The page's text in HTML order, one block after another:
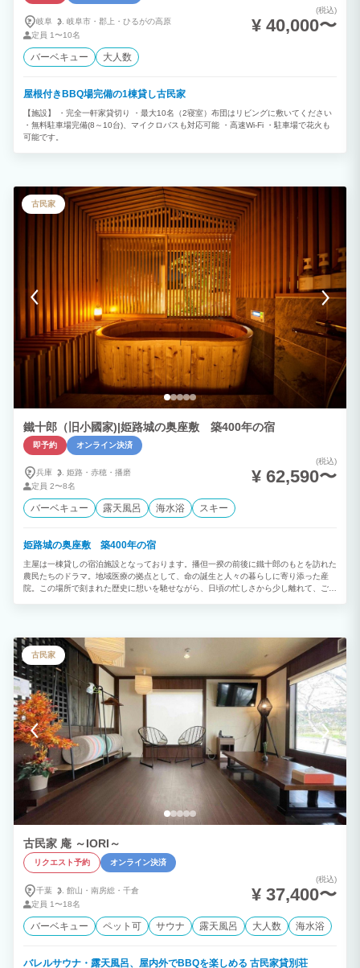
岐阜 岐阜市・ 郡上・ ひるがの高原
定員 1〜10名
(税込)
¥ 40,000〜
バーベキュー 大人数
屋根付きBBQ場完備の1棟貸し古民家
【施設】 ・完全一軒家貸切り ・最大10名（2寝室）布団はリビングに敷いてください
・無料駐車場完備(8～10台)、マイクロバスも対応可能 ・高速Wi-Fi ・駐車場で花火も
可能です。
古民家
鐵十郎（旧小國家)|姫路城の奥座敷 築400年の宿
即予約 オンライン決済
兵庫 姫路・ 赤穂・ 播磨
定員 2〜8名
(税込)
¥ 62,590〜
バーベキュー 露天風呂 海水浴 スキー
姫路城の奥座敷 築400年の宿
主屋は一棟貸しの宿泊施設となっております。播但一揆の前後に鐵十郎のもとを訪れた
農民たちのドラマ。地域医療の拠点として、命の誕生と人々の暮らしに寄り添った産
院。この場所で刻まれた歴史に想いを馳せながら、日頃の忙しさから少し離れて、ごゆ
物配送サービス『手ぶらくん』登録施設 ＜敷地内のテナント＞ ・アロママッサージ
・足つぼマッサージ ・オーガニックパン ひと粒
古民家
古民家 庵 ～IORI～
リクエスト予約 オンライン決済
千葉 館山・ 南房総・ 千倉
定員 1〜18名
(税込)
¥ 37,400〜
バーベキュー ペット可 サウナ 露天風呂 大人数 海水浴
バレルサウナ・露天風呂、屋内外でBBQを楽しめる 古民家貸別荘